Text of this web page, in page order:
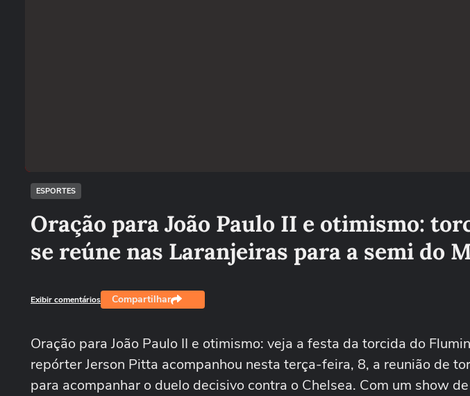
ESPORTES
Oração para João Paulo II e otimismo:
se reúne nas Laranjeiras para a semi do
Exibir comentários Compartilhar
Oração para João Paulo II e otimismo: veja a festa da torcida do
repórter Jerson Pitta acompanhou nesta terça-feira, 8, a reunião de
para acompanhar o duelo decisivo contra o Chelsea. Com um show